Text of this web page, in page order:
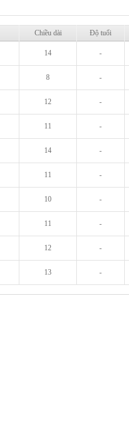
Chiều dài Độ tuổi
14 -
8 -
12 -
11 -
14 -
11 -
10 -
11 -
12 -
13 -